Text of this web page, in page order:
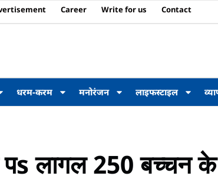
Career Write for us Contact
धरम-करम मनोरंजन लाइफस्टाइल
लागल 250 बच्चन